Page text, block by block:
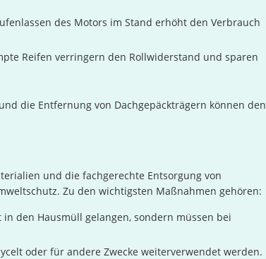
des Motors im Stand erhöht den Verbrauch
Reifen verringern den Rollwiderstand und sparen
die Entfernung von Dachgepäckträgern können den
und die fachgerechte Entsorgung von
Zu den wichtigsten Maßnahmen gehören:
den Hausmüll gelangen, sondern müssen bei
oder für andere Zwecke weiterverwendet werden.